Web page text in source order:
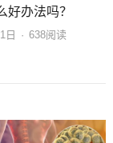
好办法吗？
日 · 638阅读